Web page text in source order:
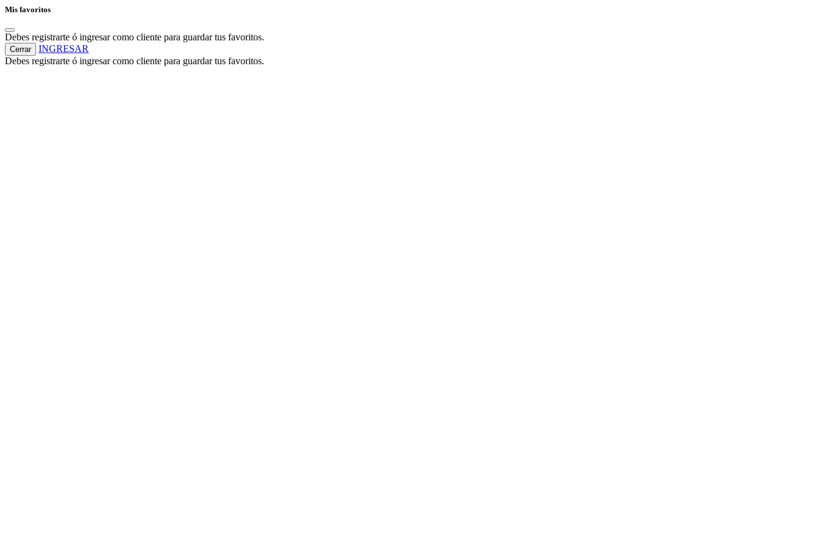
Mis favoritos
Debes registrarte ó ingresar como cliente para guardar tus favoritos.
Cerrar
INGRESAR
Debes registrarte ó ingresar como cliente para guardar tus favoritos.